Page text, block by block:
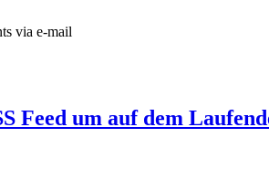
via e-mail
Feed um auf dem